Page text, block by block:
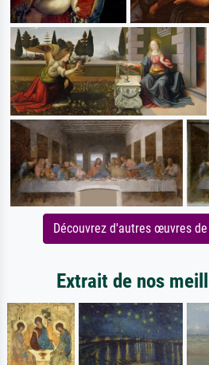
Découvrez d'autres œuvres
Extrait de nos